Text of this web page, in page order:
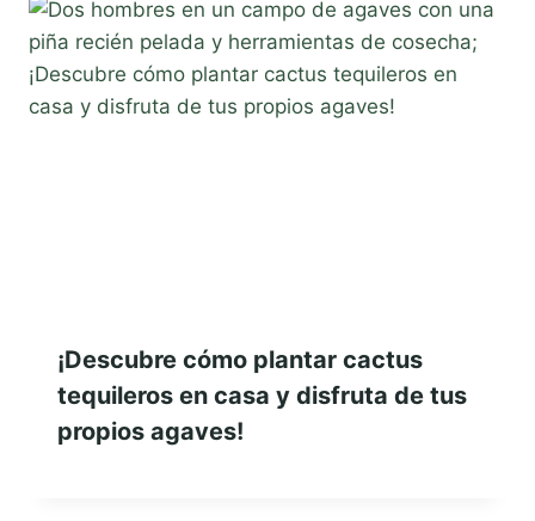
¡Descubre cómo plantar cactus
tequileros en casa y disfruta de tus
propios agaves!